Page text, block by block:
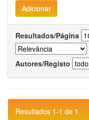
Resultados/Página
Autores/Registo
Resultados 1-1 de 1.